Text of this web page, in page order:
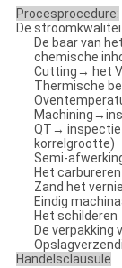
Procesprocedure:
De
De baar van
chemische
Cutting→ het
Thermische
QT→ inspectie
korrelgrootte)
Semi-
Het
Zand het
Eindig
Het schilderen
De verpakking
Handelsclausule